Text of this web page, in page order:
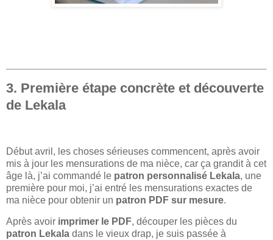
3. Première étape concrète et découverte
de Lekala
Début avril, les choses sérieuses commencent, après avoir
mis à jour les mensurations de ma nièce, car ça grandit à cet
âge là, j’ai commandé le patron personnalisé Lekala, une
première pour moi, j’ai entré les mensurations exactes de
ma nièce pour obtenir un patron PDF sur mesure.
Après avoir imprimer le PDF, découper les pièces du
patron Lekala dans le vieux drap, je suis passée à